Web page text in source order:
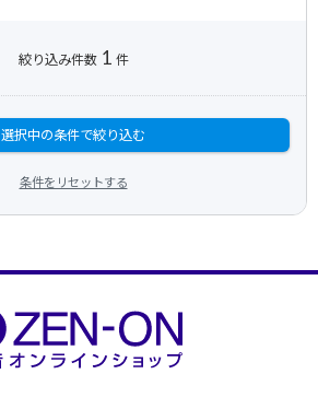
絞り込み件数 1 件
選択中の条件で絞り込む
条件をリセットする